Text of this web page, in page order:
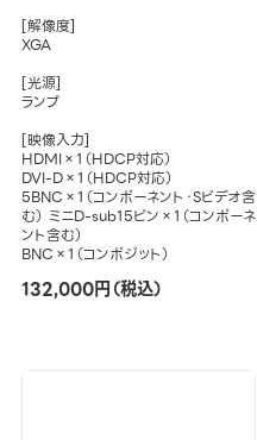
[解像度]
XGA
[光源]
ランプ
[映像入力]
HDMI×1（HDCP対応）
DVI-D×1（HDCP対応）
5BNC×1（コンポーネント・Sビデオ含
む） ミニD-sub15ピン×1（コンポーネ
ント含む）
BNC×1（コンポジット）
132,000円（税込）